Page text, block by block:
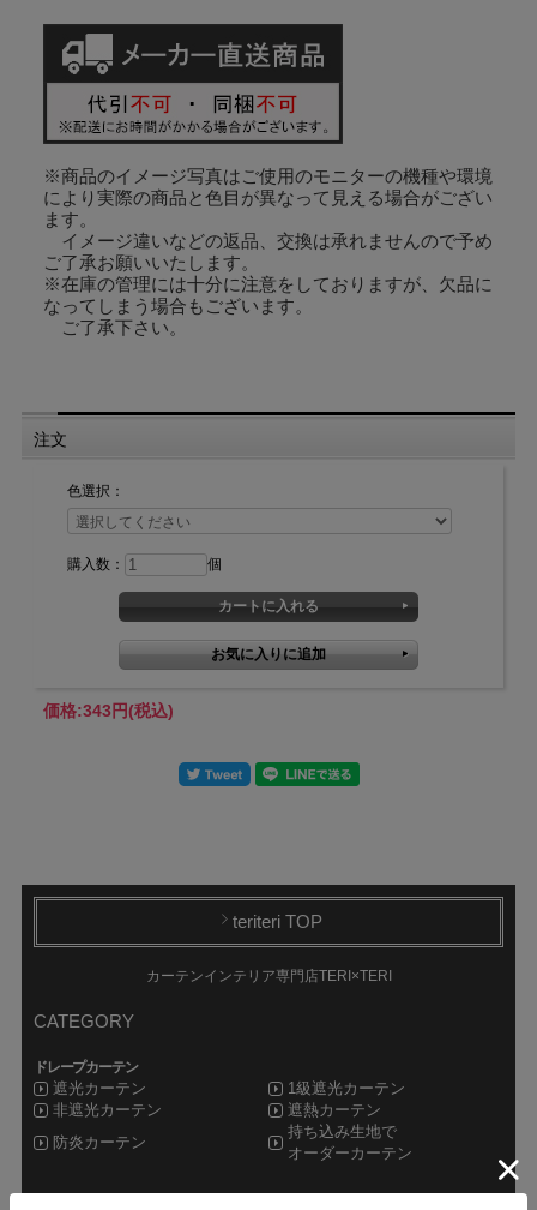
※安全対策部品をご使用になっても、事故が完全に回避されるわけではあり
ません。
タッセルの危険性を十分に認識した上でご使用をお願いします。
両面シールでの取付けになります。
素材：ABS樹脂
サイズ：横2.0cm×縦6.7cm
※商品のイメージ写真はご使用のモニターの機種や環境
により実際の商品と色目が異なって見える場合がござい
ます。
イメージ違いなどの返品、交換は承れませんので予め
ご了承お願いいたします。
※在庫の管理には十分に注意をしておりますが、欠品に
なってしまう場合もございます。
ご了承下さい。
注文
色選択：
購入数： 個
価格:343円(税込)
teriteri TOP
カーテンインテリア専門店TERI×TERI
CATEGORY
ドレープカーテン
遮光カーテン
1級遮光カーテン
非遮光カーテン
遮熱カーテン
防炎カーテン
持ち込み生地で
オーダーカーテン